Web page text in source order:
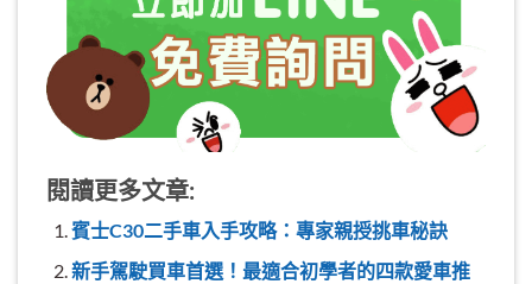
閱讀更多文章:
賓士C30二手車入手攻略：專家親授挑車秘訣
新手駕駛買車首選！最適合初學者的四款愛車推